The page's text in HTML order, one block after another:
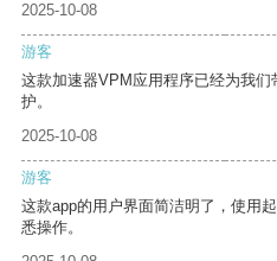
2025-10-08
游客
这款加速器VPM应用程序已经为我
护。
2025-10-08
游客
这款app的用户界面简洁明了，使用
悉操作。